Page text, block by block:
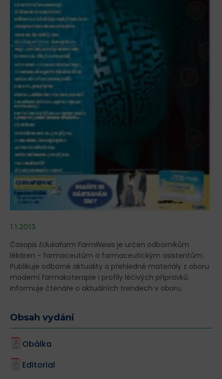
1.1.2013
Časopis Edukafarm FarmiNews je určen odborníkům
lékáren - farmaceutům a farmaceutickým asistentům.
Publikuje odborné aktuality a přehledné materiály z oboru
moderní farmakoterapie i profily léčivých přípravků.
Informuje čtenáře o aktuálních trendech v oboru.
Obsah vydání
Obálka
Editorial